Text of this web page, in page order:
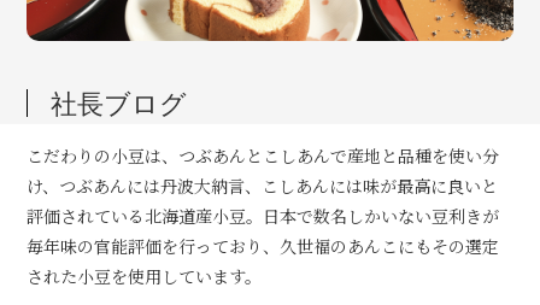
社長ブログ
こだわりの小豆は、つぶあんとこしあんで産地と品種を使い分
け、つぶあんには丹波大納言、こしあんには味が最高に良いと
評価されている北海道産小豆。日本で数名しかいない豆利きが
毎年味の官能評価を行っており、久世福のあんこにもその選定
された小豆を使用しています。